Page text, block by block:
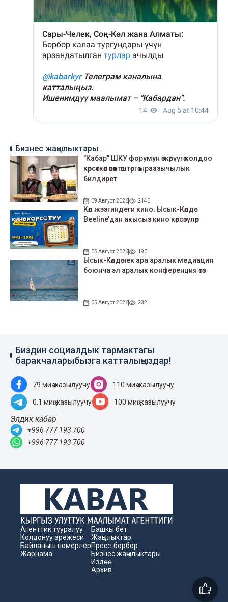
Бизнес жаңылыктары
"Кабар" ШКУ форумун өткөрүүгө колдоо
көрсөткөн өнөктөштөргө ыраазычылык
билдирет
09 Август 2026 2140
Көл жээгиндеги кино: Ысык-Көлдө
Beeline’дан акысыз кино көрсөтүлөр
05 Август 2026 190
Ысык-Көлдө чек ара аралык медиация
боюнча эл аралык конференция өтөт
05 Август 2026 232
Биздин социалдык тармактагы
баракчаларыбызга катталыңыздар!
79 миң жазылуучу 110 миң жазылуучу
0.1 миң жазылуучу 100 миң жазылуучу
Элдик кабар
+996 777 193 700
+996 777 193 700
Агенттик тууралуу
Колдонуу эрежеси
Байланыш номерлер
Жарнама
Башкы бет
Жаңылыктар
Пресс-борбор
Бизнес жаңылыктары
Издөө
Архив